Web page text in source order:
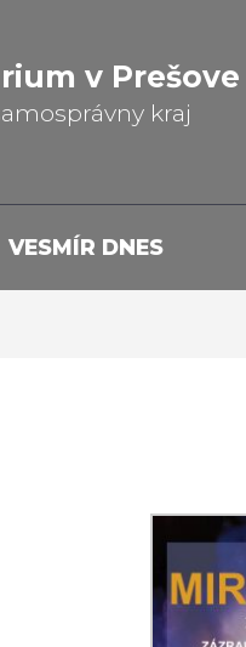
v Prešove
kraj
VESMÍR DNES